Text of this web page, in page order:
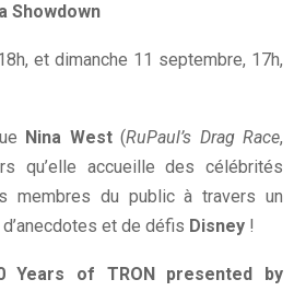
Showdown
et dimanche 11 septembre, 17h,
Nina West(RuPaul’s Drag Race,
qu’elle accueille des célébrités
membres du public à travers un
et de défis Disney !
Years of TRON presented by